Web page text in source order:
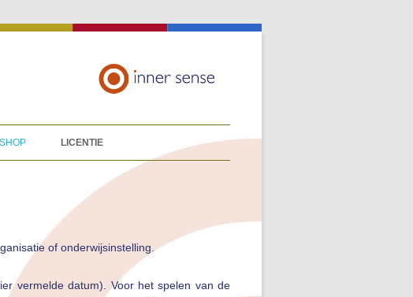
LICENTIE
of onderwijsinstelling.
vermelde datum). Voor het spelen van de